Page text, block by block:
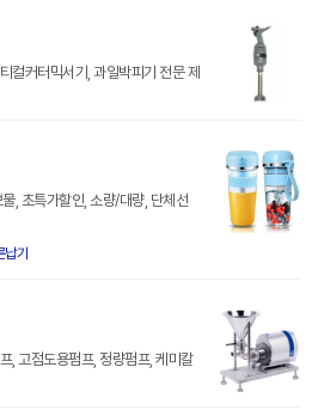
컬커터믹서기, 과일박피기 전문 제
, 초특가할인, 소량/대량, 단체선
납기
, 고점도용펌프, 정량펌프, 케미칼